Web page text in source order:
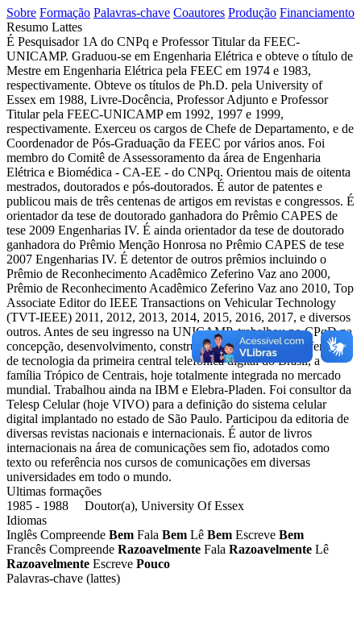
Sobre Formação Palavras-chave Coautores Produção Financiamento
Resumo Lattes
É Pesquisador 1A do CNPq e Professor Titular da FEEC-
UNICAMP. Graduou-se em Engenharia Elétrica e obteve o título de
Mestre em Engenharia Elétrica pela FEEC em 1974 e 1983,
respectivamente. Obteve os títulos de Ph.D. pela University of
Essex em 1988, Livre-Docência, Professor Adjunto e Professor
Titular pela FEEC-UNICAMP em 1992, 1997 e 1999,
respectivamente. Exerceu os cargos de Chefe de Departamento, e de
Coordenador de Pós-Graduação da FEEC por vários anos. Foi
membro do Comitê de Assessoramento da área de Engenharia
Elétrica e Biomédica - CA-EE - do CNPq. Orientou mais de oitenta
mestrados, doutorados e pós-doutorados. É autor de patentes e
publicou mais de três centenas de artigos em revistas e congressos. É
orientador da tese de doutorado ganhadora do Prêmio CAPES de
tese 2009 Engenharias IV. É ainda orientador da tese de doutorado
ganhadora do Prêmio Menção Honrosa no Prêmio CAPES de tese
2007 Engenharias IV. É detentor de outros prêmios incluindo o
Prêmio de Reconhecimento Acadêmico Zeferino Vaz ano 2000,
Prêmio de Reconhecimento Acadêmico Zeferino Vaz ano 2010, Top
Associate Editor do IEEE Transactions on Vehicular Technology
(TVT-IEEE) 2011, 2012, 2013, 2014, 2015, 2016, 2017, e diversos
outros. Antes de seu ingresso na UNICAMP, trabalhou no CPqD na
concepção, desenvolvimento, construção, integração e transferência
de tecnologia da primeira central telefônica digital do Brasil, a
família Trópico de Centrais, hoje totalmente integrada no mercado
mundial. Trabalhou ainda na IBM e Elebra-Pladen. Foi consultor da
Telesp Celular (hoje VIVO) para a definição do sistema celular
digital implantado no estado de São Paulo. Participou da editoria de
diversas revistas nacionais e internacionais. É autor de livros
internacionais na área de comunicações sem fio, adotados como
texto ou referência nos cursos de comunicações em diversas
universidades em todo o mundo.
Ultimas formações
1985 - 1988 Doutor(a), University Of Essex
Idiomas
Inglês Compreende Bem Fala Bem Lê Bem Escreve Bem
Francês Compreende Razoavelmente Fala Razoavelmente Lê
Razoavelmente Escreve Pouco
Palavras-chave (lattes)